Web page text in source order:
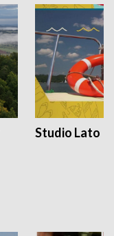
Studio Lato